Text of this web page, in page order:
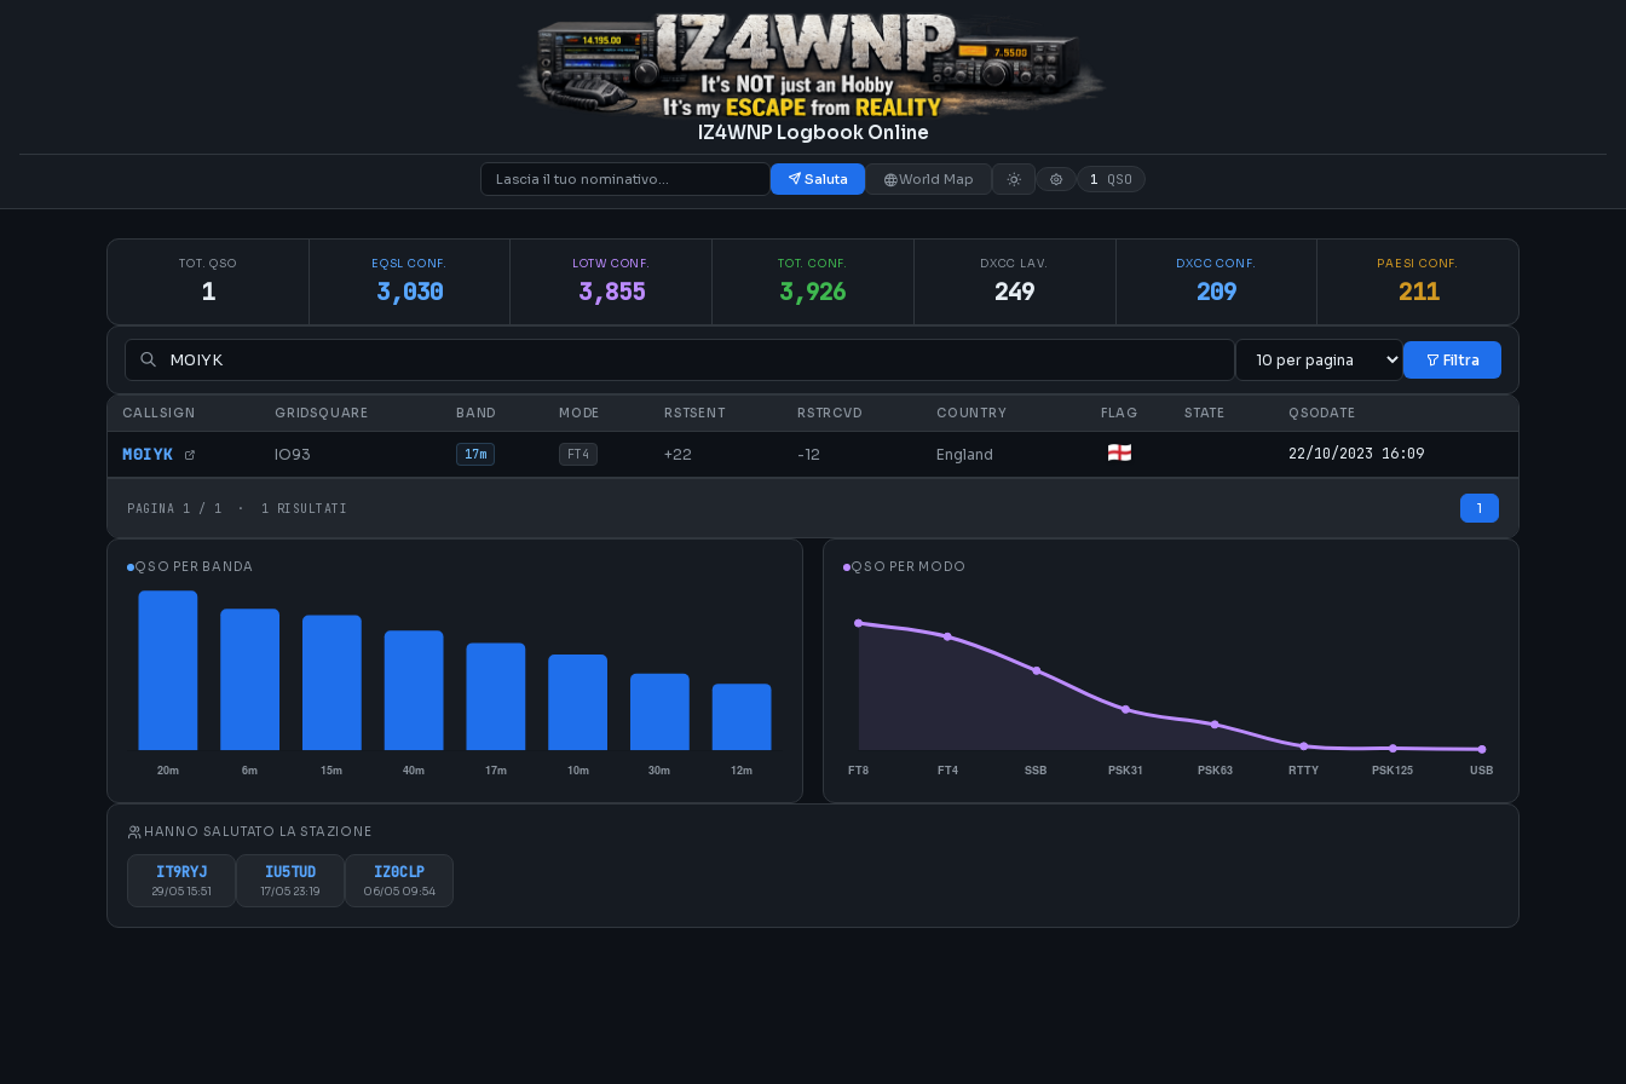
IZ4WNP Logbook Online
Saluta World Map 1 QSO
TOT. QSO
1
EQSL CONF.
3,030
LOTW CONF.
3,855
TOT. CONF.
3,926
DXCC LAV.
249
DXCC CONF.
209
PAESI CONF.
211
Filtra
CALLSIGN GRIDSQUARE BAND MODE RSTSENT RSTRCVD COUNTRY FLAG STATE QSODATE
M0IYK IO93 17m FT4 +22 -12 England 22/10/2023 16:09
PAGINA 1 / 1 · 1 RISULTATI 1
QSO PER BANDA QSO PER MODO
HANNO SALUTATO LA STAZIONE
IT9RYJ
29/05 15:51
IU5TUD
17/05 23:19
IZ0CLP
06/05 09:54